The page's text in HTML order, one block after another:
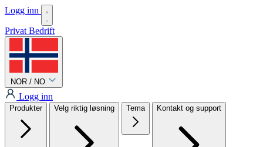
Logg inn
Privat Bedrift
NOR / NO
Logg inn
Produkter Velg riktig løsning Tema Kontakt og support